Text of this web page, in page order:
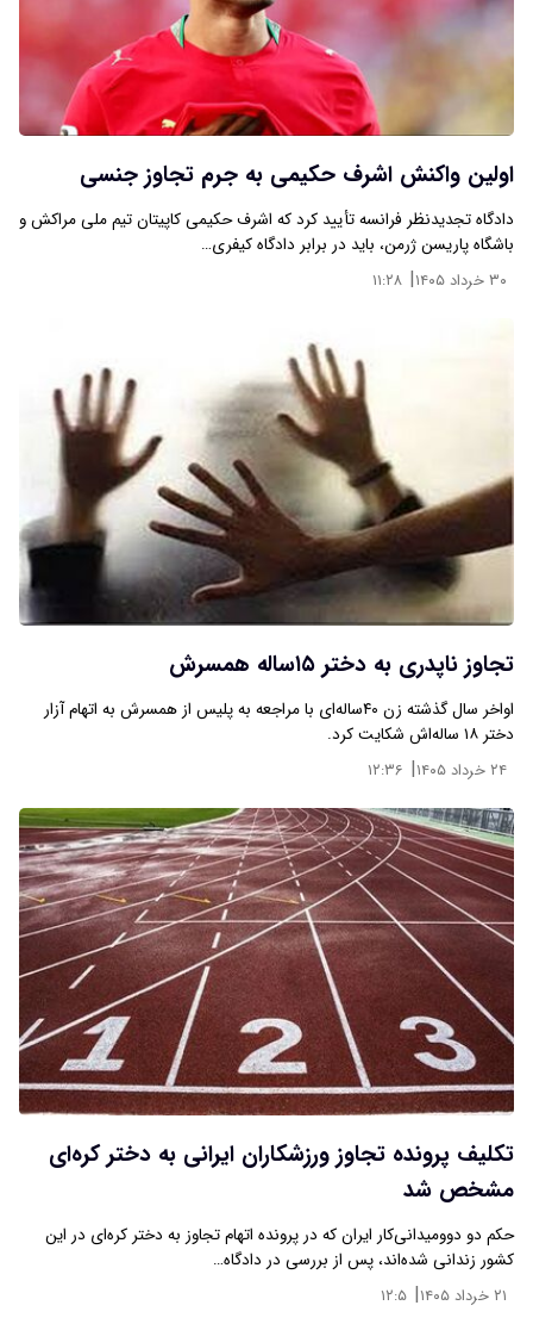
اولین واکنش اشرف حکیمی به جرم تجاوز جنسی
دادگاه تجدیدنظر فرانسه تأیید کرد که اشرف حکیمی کاپیتان تیم ملی مراکش و
باشگاه پاریسن ژرمن، باید در برابر دادگاه کیفری…
۳۰ خرداد ۱۴۰۵ | ۱۱:۲۸
تجاوز ناپدری به دختر ۱۵ساله همسرش
اواخر سال گذشته زن ۴۰‌ساله‌ای با مراجعه به پلیس از همسرش به اتهام آزار
دختر ۱۸ ساله‌اش شکایت کرد.
۲۴ خرداد ۱۴۰۵ | ۱۲:۳۶
تکلیف پرونده تجاوز ورزشکاران ایرانی به دختر کره‌ای
مشخص شد
حکم دو دوومیدانی‌کار ایران که در پرونده اتهام تجاوز به دختر کره‌ای در این
کشور زندانی شده‌اند، پس از بررسی در دادگاه…
۲۱ خرداد ۱۴۰۵ | ۱۲:۵